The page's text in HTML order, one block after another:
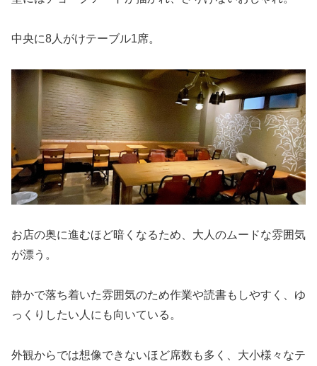
中央に8人がけテーブル1席。
お店の奥に進むほど暗くなるため、大人のムードな雰囲気
が漂う。
静かで落ち着いた雰囲気のため作業や読書もしやすく、ゆ
っくりしたい人にも向いている。
外観からでは想像できないほど席数も多く、大小様々なテ